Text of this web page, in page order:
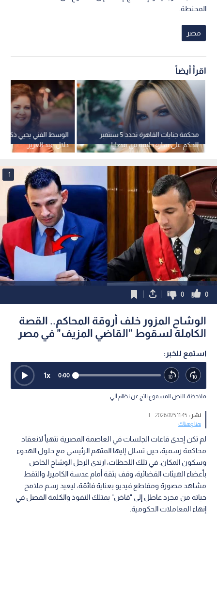
المحنطة.
مصر
اقرأ أيضاً
الوسط الفني يحيي ذكرى
دلال عبد العزيز
محكمة جنايات القاهرة تحدد 5 سبتمبر
للحكم على سارة خليفة في قضايا
المخدرات وهتك العرض
1
0
0
الوشاح المزور خلف أروقة المحاكم.. القصة
الكاملة لسقوط "القاضي المزيف" في مصر
استمع للخبر:
0:00
1x
ملاحظة: النص المسموع ناتج عن نظام آلي
نشر :11:45 2026/8/5
|
هنا وهناك
لم تكن إحدى قاعات الجلسات في العاصمة المصرية تتهيأ لانعقاد
محاكمة رسمية، حين تسلل إليها المتهم الرئيسي مع حلول الهدوء
وسكون المكان. في تلك اللحظات، ارتدى الرجل الوشاح الخاص
بأعضاء الهيئات القضائية، وقف بثقة أمام عدسة الكاميرا، والتقط
مشاهد مصورة ومقاطع فيديو بعناية فائقة، ليعيد رسم ملامح
حياته من مجرد عاطل إلى "قاض" يمتلك النفوذ والكلمة الفصل في
إنهاء المعاملات الحكومية.